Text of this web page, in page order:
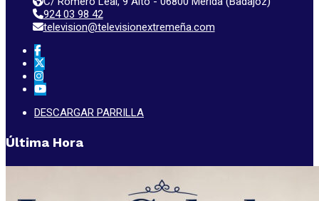
924 03 98 42
television@televisionextremeña.com
DESCARGAR PARRILLA
Última Hora